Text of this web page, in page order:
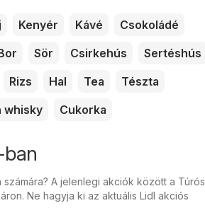
Kenyér Kávé
Csokoládé
Sör Csirkehús
Sertéshús
Rizs Hal Tea
Tészta
whisky Cukorka
ban
A jelenlegi akciók között a Túrós
Ne hagyja ki az aktuális Lidl akciós